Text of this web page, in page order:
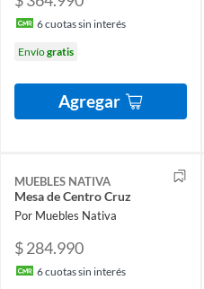
6cuotas sin interés
Envíogratis
Agregar
MUEBLES NATIVA
Mesa de Centro Cruz
Por Muebles Nativa
$ 284.990
6cuotas sin interés